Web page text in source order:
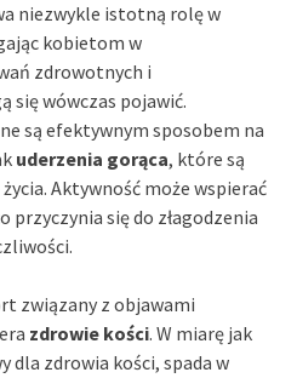
niezwykle istotną rolę w
kobietom w
zdrowotnych i
się wówczas pojawić.
są efektywnym sposobem na
uderzenia gorąca, które są
Aktywność może wspierać
się do złagodzenia
związany z objawami
zdrowie kości. W miarę jak
zdrowia kości, spada w